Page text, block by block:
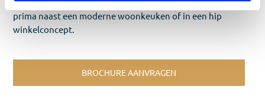
details is daar een sprekend voorbeeld van. En dat kan
prima naast een moderne woonkeuken of in een hip
winkelconcept.
BROCHURE AANVRAGEN